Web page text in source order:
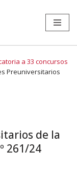
a 33 concursos
Preuniversitarios
de la
261/24